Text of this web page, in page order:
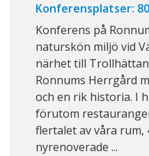
Konferensplatser: 80
Konferens på
naturskön miljö vid
närhet till
Ronnums Herrgård
och en rik historia. I
förutom
flertalet av våra rum,
nyrenoverade ...